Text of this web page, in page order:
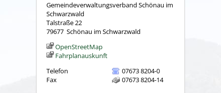
Gemeindeverwaltungsverband Schönau im
Schwarzwald
Talstraße 22
79677 Schönau im Schwarzwald
OpenStreetMap
Fahrplanauskunft
Telefon
07673 8204-0
Fax
07673 8204-14